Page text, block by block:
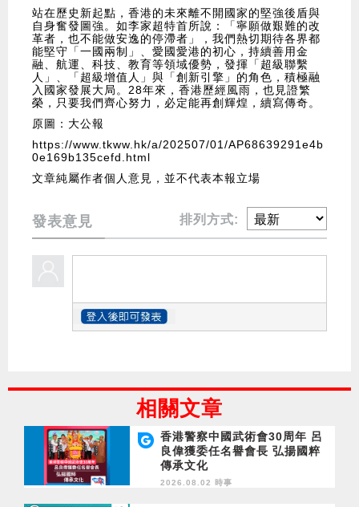
站在歷史新起點，香港的未來離不開國家的堅強後盾與
自身奮發圖強。如李家超特首所說：「寧願做艱難的改
革者，也不能做安逸的停滯者」，我們熱切期待各界都
能堅守「一國兩制」、愛國愛港的初心，持續善用金
融、航運、科技、教育等領域優勢，發揮「超級聯繫
人」、「超級增值人」與「創新引擎」的角色，積極融
入國家發展大局。28年來，香港歷經風雨，也見證繁
榮，只要我們齊心努力，必定能再創輝煌，續寫傳奇。
原圖：大公報
https://www.tkww.hk/a/202507/01/AP68639291e4b
0e169b135cefd.html
文章純屬作者個人意見，並不代表本報立場
發表意見 排列方式:
相關文章
香港警察中國武術會30周年 呂
良偉獲委任名譽會長 弘揚國粹
傳承文化
2026.08.02 時事